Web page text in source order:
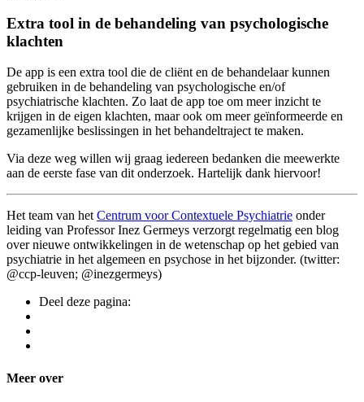
Extra tool in de behandeling van psychologische
klachten
De app is een extra tool die de cliënt en de behandelaar kunnen
gebruiken in de behandeling van psychologische en/of
psychiatrische klachten. Zo laat de app toe om meer inzicht te
krijgen in de eigen klachten, maar ook om meer geïnformeerde en
gezamenlijke beslissingen in het behandeltraject te maken.
Via deze weg willen wij graag iedereen bedanken die meewerkte
aan de eerste fase van dit onderzoek. Hartelijk dank hiervoor!
Het team van hetCentrum voor Contextuele Psychiatrie onder
leiding van Professor Inez Germeys verzorgt regelmatig een blog
over nieuwe ontwikkelingen in de wetenschap op het gebied van
psychiatrie in het algemeen en psychose in het bijzonder. (twitter:
@ccp-leuven; @inezgermeys)
Deel deze pagina:
Meer over